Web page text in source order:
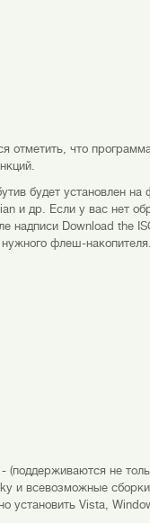
отметить, что
будет установлен
и др. Если у вас нет
надписи Download the
флеш-
(поддерживаются не
и всевозможные
установить Vista,